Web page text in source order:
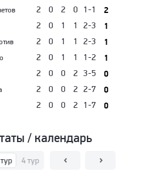
2 0 2 0 1-1 2
2 0 1 1 2-3 1
2 0 1 1 2-3 1
2 0 1 1 1-2 1
2 0 0 2 3-5 0
2 0 0 2 2-7 0
2 0 0 2 1-7 0
/ календарь
4 тур 5 тур 7 тур